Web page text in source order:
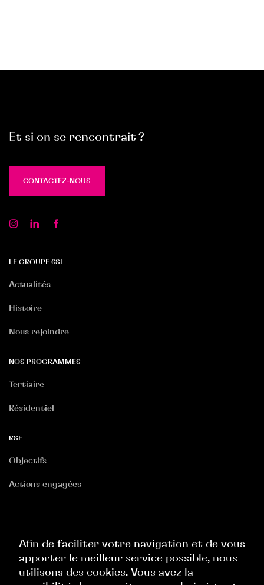
Et si on se rencontrait ?
CONTACTEZ-NOUS
LE GROUPE 6SI
Actualités
Histoire
Nous rejoindre
NOS PROGRAMMES
Tertiaire
Résidentiel
RSE
Objectifs
Actions engagées
Politique Commerciale
Afin de faciliter votre navigation et de vous
apporter le meilleur service possible, nous
utilisons des cookies. Vous avez la